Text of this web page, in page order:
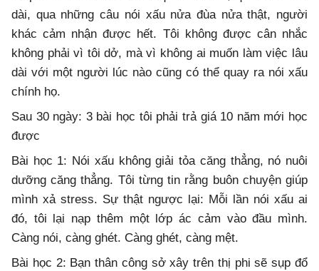
dài, qua những câu nói xấu nửa đùa nửa thật, người
khác cảm nhận được hết. Tôi không được cân nhắc
không phải vì tôi dở, mà vì không ai muốn làm việc lâu
dài với một người lúc nào cũng có thể quay ra nói xấu
chính họ.
Sau 30 ngày: 3 bài học tôi phải trả giá 10 năm mới học
được
Bài học 1: Nói xấu không giải tỏa căng thẳng, nó nuôi
dưỡng căng thẳng. Tôi từng tin rằng buôn chuyện giúp
mình xả stress. Sự thật ngược lại: Mỗi lần nói xấu ai
đó, tôi lại nạp thêm một lớp ác cảm vào đầu mình.
Càng nói, càng ghét. Càng ghét, càng mệt.
Bài học 2: Bạn thân công sở xây trên thị phi sẽ sụp đổ